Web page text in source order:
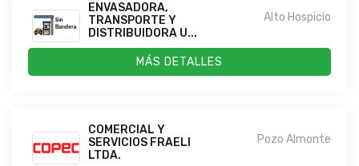
ENVASADORA,
TRANSPORTE Y
DISTRIBUIDORA U...
Alto Hospicio
MÁS DETALLES
COMERCIAL Y
SERVICIOS FRAELI
LTDA.
Pozo Almonte